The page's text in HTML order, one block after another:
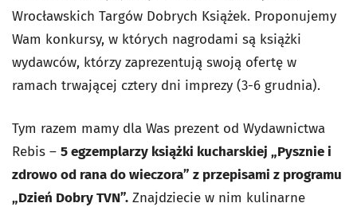
Wrocławskich Targów Dobrych Książek. Proponujemy
Wam konkursy, w których nagrodami są książki
wydawców, którzy zaprezentują swoją ofertę w
ramach trwającej cztery dni imprezy (3-6 grudnia).
Tym razem mamy dla Was prezent od Wydawnictwa
Rebis – 5 egzemplarzy książki kucharskiej „Pysznie i
zdrowo od rana do wieczora” z przepisami z programu
„Dzień Dobry TVN”. Znajdziecie w nim kulinarne